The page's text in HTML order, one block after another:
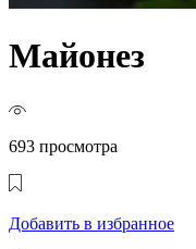
Майонез
693 просмотра
Добавить в избранное